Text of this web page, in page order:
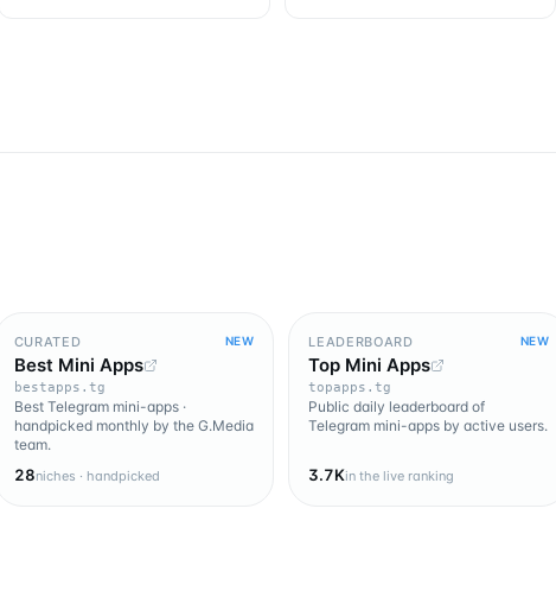
CURATED NEW
Best Mini Apps
bestapps.tg
Best Telegram mini-apps ·
handpicked monthly by the G.Media
team.
28niches · handpicked
LEADERBOARD NEW
Top Mini Apps
topapps.tg
Public daily leaderboard of
Telegram mini-apps by active users.
3.7Kin the live ranking